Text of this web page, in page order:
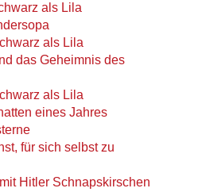
als Lila
als Lila
das Geheimnis des
als Lila
eines Jahres
für sich selbst zu
Hitler Schnapskirschen